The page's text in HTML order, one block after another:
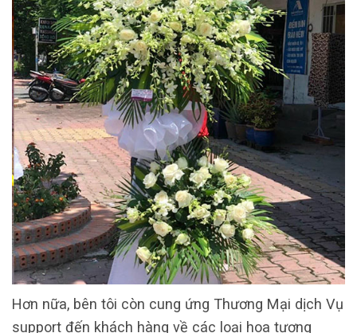
Hơn nữa, bên tôi còn cung ứng Thương Mại dịch Vụ
support đến khách hàng về các loại hoa tương